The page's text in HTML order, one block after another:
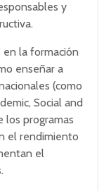
y
en la formación
enseñar a
(como
Social and
los programas
el rendimiento
el